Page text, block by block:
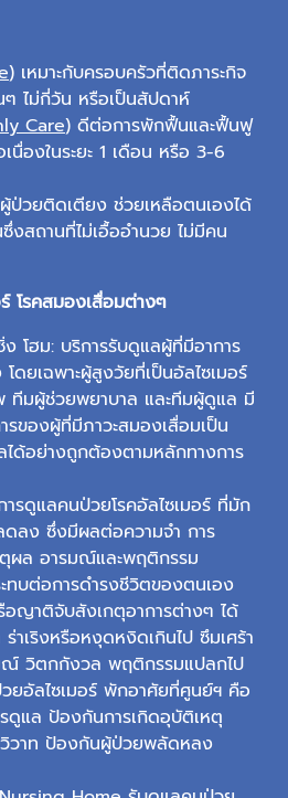
) เหมาะกับครอบครัวที่ติดภาระกิจ
ๆ ไม่กี่วัน หรือเป็นสัปดาห์
Care) ดีต่อการพักฟื้นและฟื้นฟู
นื่องในระยะ 1 เดือน หรือ 3-6
ป่วยติดเตียง ช่วยเหลือตนเองได้
งสถานที่ไม่เอื้ออำนวย ไม่มีคน
โรคสมองเสื่อมต่างๆ
โฮม: บริการรับดูแลผู้ที่มีอาการ
ดยเฉพาะผู้สูงวัยที่เป็นอัลไซเมอร์
ทีมผู้ช่วยพยาบาล และทีมผู้ดูแล มี
รของผู้ที่มีภาวะสมองเสื่อมเป็น
ได้อย่างถูกต้องตามหลักทางการ
ารดูแลคนป่วยโรคอัลไซเมอร์ ที่มัก
ลง ซึ่งมีผลต่อความจำ การ
ตุผล อารมณ์และพฤติกรรม
ทบต่อการดำรงชีวิตของตนเอง
อญาติจับสังเกตุอาการต่างๆ ได้
าเริงหรือหงุดหงิดเกินไป ซึมเศร้า
มณ์ วิตกกังวล พฤติกรรมแปลกไป
ยอัลไซเมอร์ พักอาศัยที่ศูนย์ฯ คือ
ดูแล ป้องกันการเกิดอุบัติเหตุ
วิวาท ป้องกันผู้ป่วยพลัดหลง